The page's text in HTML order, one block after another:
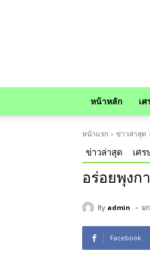
หน้าหลัก เ
หน้าแรก ข่าวล่าสุด
ข่าวล่าสุด เศ
อร่อยพุงก
By admin - ม
Facebook